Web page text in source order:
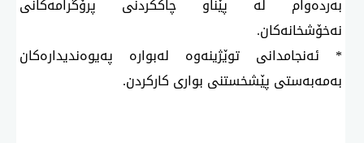
بەردەوام لە پێناو چاككردنی پرۆگرامەكانی
نەخۆشخانەكان.
* ئەنجامدانی توێژینەوە لەبوارە پەیوەندیدارەكان
بەمەبەستی پێشخستنی بواری كاركردن.